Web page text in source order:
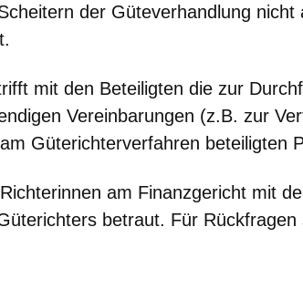
der Güteverhandlung nicht
mit den Beteiligten die zur
Vereinbarungen (z.B. zur
Güterichterverfahren beteiligten
am Finanzgericht mit
betraut. Für